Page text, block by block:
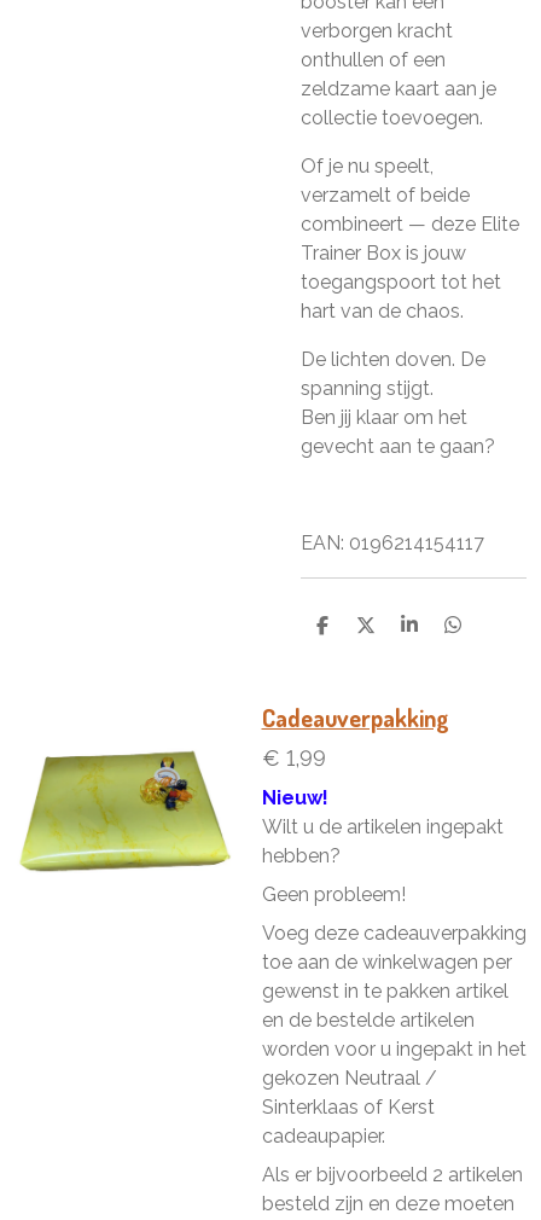
verborgen kracht
onthullen of een
zeldzame kaart aan je
collectie toevoegen.
Of je nu speelt,
verzamelt of beide
combineert — deze Elite
Trainer Box is jouw
toegangspoort tot het
hart van de chaos.
De lichten doven. De
spanning stijgt.
Ben jij klaar om het
gevecht aan te gaan?
EAN: 0196214154117
D
D
S
e
D
Cadeauverpakking
€ 1,99
Nieuw!
Wilt u de artikelen ingepakt
hebben?
Geen probleem!
Voeg deze cadeauverpakking
toe aan de winkelwagen per
gewenst in te pakken artikel
en de bestelde artikelen
worden voor u ingepakt in het
gekozen Neutraal /
Sinterklaas of Kerst
cadeaupapier.
Als er bijvoorbeeld 2 artikelen
besteld zijn en deze moeten